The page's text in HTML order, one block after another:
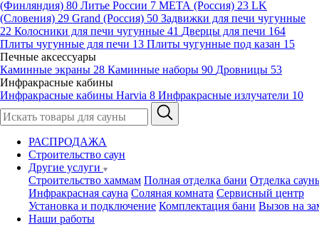
(Финляндия) 80 Литье России 7 МЕТА (Россия) 23 LK
(Словения) 29 Grand (Россия) 50 Задвижки для печи чугунные
22 Колосники для печи чугунные 41 Дверцы для печи 164
Плиты чугунные для печи 13 Плиты чугунные под казан 15
Печные аксессуары
Каминные экраны 28 Каминные наборы 90 Дровницы 53
Инфракрасные кабины
Инфракрасные кабины Harvia 8 Инфракрасные излучатели 10
РАСПРОДАЖА
Строительство саун
Другие услуги
Строительство хаммам Полная отделка бани Отделка
Инфракрасная сауна Соляная комната Сервисный центр
Установка и подключение Комплектация бани Вызов на
Наши работы